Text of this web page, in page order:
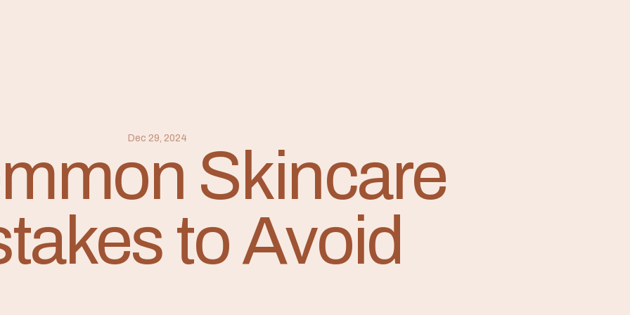
Dec 29, 2024
Skincare
to Avoid